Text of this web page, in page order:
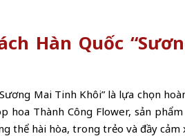
Hàn Quốc
Mai Tinh Khôi” là lựa chọn
hoa Thành Công Flower, sản
thể hài hòa, trong trẻo và đầy cảm